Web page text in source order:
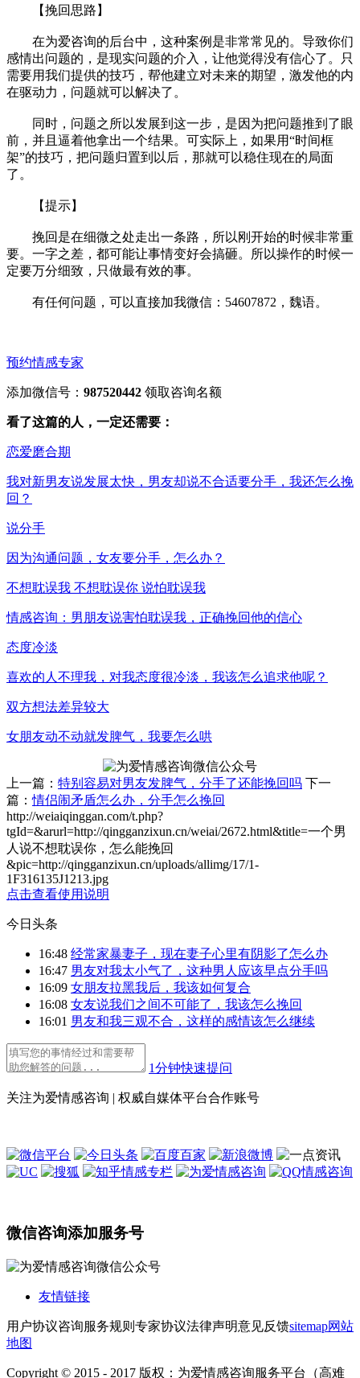
【挽回思路】
在为爱咨询的后台中，这种案例是非常常见的。导致你们
感情出问题的，是现实问题的介入，让他觉得没有信心了。只
需要用我们提供的技巧，帮他建立对未来的期望，激发他的内
在驱动力，问题就可以解决了。
同时，问题之所以发展到这一步，是因为把问题推到了眼
前，并且逼着他拿出一个结果。可实际上，如果用“时间框
架”的技巧，把问题归置到以后，那就可以稳住现在的局面
了。
【提示】
挽回是在细微之处走出一条路，所以刚开始的时候非常重
要。一字之差，都可能让事情变好会搞砸。所以操作的时候一
定要万分细致，只做最有效的事。
有任何问题，可以直接加我微信：54607872，魏语。
预约情感专家
添加微信号： 987520442 领取咨询名额
看了这篇的人，一定还需要：
恋爱磨合期
我对新男友说发展太快，男友却说不合适要分手，我还怎么挽
回？
说分手
因为沟通问题，女友要分手，怎么办？
不想耽误我 不想耽误你 说怕耽误我
情感咨询：男朋友说害怕耽误我，正确挽回他的信心
态度冷淡
喜欢的人不理我，对我态度很冷淡，我该怎么追求他呢？
双方想法差异较大
女朋友动不动就发脾气，我要怎么哄
上一篇： 特别容易对男友发脾气，分手了还能挽回吗 下一
篇：情侣闹矛盾怎么办，分手怎么挽回
http://weiaiqinggan.com/t.php?
tgId=&arurl=http://qingganzixun.cn/weiai/2672.html&title=一个男
人说不想耽误你，怎么能挽回
&pic=http://qingganzixun.cn/uploads/allimg/17/1-
1F316135J1213.jpg
点击查看使用说明
今日头条
16:48 经常家暴妻子，现在妻子心里有阴影了怎么办
16:47 男友对我太小气了，这种男人应该早点分手吗
16:09 女朋友拉黑我后，我该如何复合
16:08 女友说我们之间不可能了，我该怎么挽回
16:01 男友和我三观不合，这样的感情该怎么继续
1分钟快速提问
关注为爱情感咨询 | 权威自媒体平台合作账号
微信咨询添加服务号
友情链接
用户协议咨询服务规则 专家协议法律声明意见反馈sitemap网站
地图
Copyright © 2015 - 2017 版权：为爱情感咨询服务平台（高难